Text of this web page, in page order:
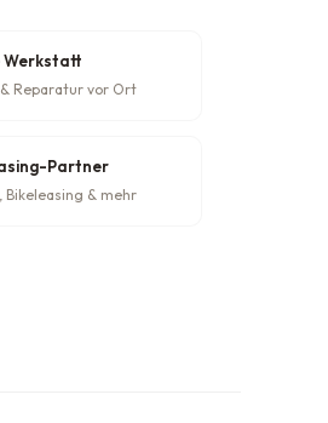
Werkstatt
Reparatur vor Ort
Partner
Bikeleasing & mehr